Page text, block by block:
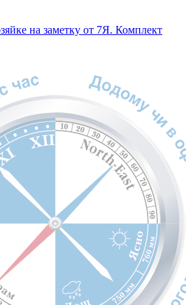
на заметку от 7Я. Комплект